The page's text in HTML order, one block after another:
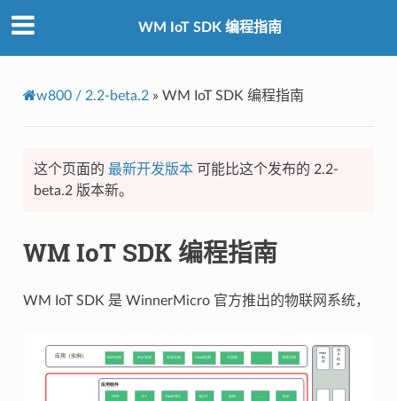
WM IoT SDK 编程指南
w800 / 2.2-beta.2» WM IoT SDK 编程指南
这个页面的 最新开发版本可能比这个发布的 2.2-
beta.2 版本新。
WM IoT SDK 编程指南
WM IoT SDK 是 WinnerMicro 官方推出的物联网系统，